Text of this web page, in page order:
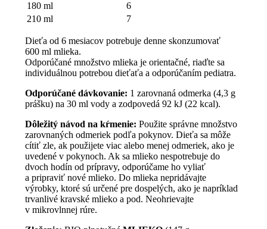
180 ml
6
210 ml
7
Dieťa od 6 mesiacov potrebuje denne skonzumovať
600 ml mlieka.
Odporúčané množstvo mlieka je orientačné, riaďte sa
individuálnou potrebou dieťaťa a odporúčaním pediatra.
Odporúčané dávkovanie: 1 zarovnaná odmerka (4,3 g
prášku) na 30 ml vody a zodpovedá 92 kJ (22 kcal).
Dôležitý návod na kŕmenie: Použite správne množstvo
zarovnaných odmeriek podľa pokynov. Dieťa sa môže
cítiť zle, ak použijete viac alebo menej odmeriek, ako je
uvedené v pokynoch. Ak sa mlieko nespotrebuje do
dvoch hodín od prípravy, odporúčame ho vyliať
a pripraviť nové mlieko. Do mlieka nepridávajte
výrobky, ktoré sú určené pre dospelých, ako je napríklad
trvanlivé kravské mlieko a pod. Neohrievajte
v mikrovlnnej rúre.